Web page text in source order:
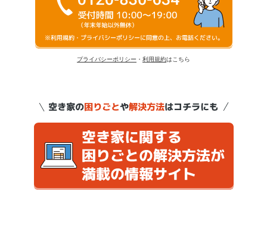
プライバシーポリシー ・ 利用規約はこちら